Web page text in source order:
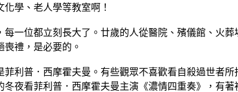
學、老人學等教室啊！
一位都立刻長大了。廿歲的人從醫院、殯儀館、火
禮，是必要的。
利普．西摩霍夫曼。有些觀眾不喜歡看自殺過世者
夜看菲利普．西摩霍夫曼主演《濃情四重奏》，有